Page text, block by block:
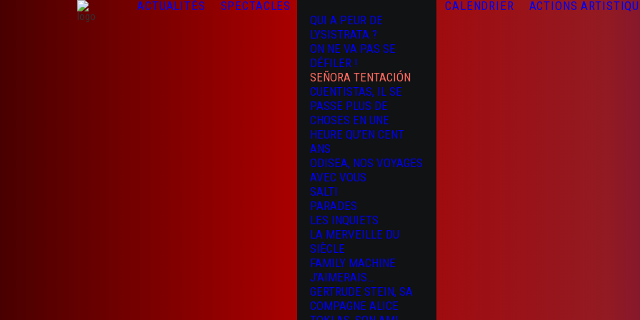
ACTUALITÉS
SPECTACLES
QUI A PEUR DE
LYSISTRATA ?
ON NE VA PAS SE
DÉFILER !
SEÑORA TENTACIÓN
CUENTISTAS, IL SE
PASSE PLUS DE
CHOSES EN UNE
HEURE QU’EN CENT
ANS
ODISEA, NOS VOYAGES
AVEC VOUS
SALTI
PARADES
LES INQUIETS
LA MERVEILLE DU
SIÈCLE
FAMILY MACHINE
J’AIMERAIS…
GERTRUDE STEIN, SA
COMPAGNE ALICE
CALENDRIER ACTIONS